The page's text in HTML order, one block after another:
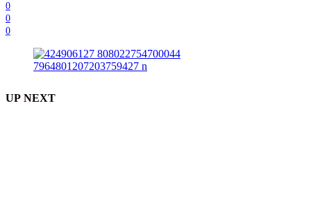
0
0
0
UP NEXT